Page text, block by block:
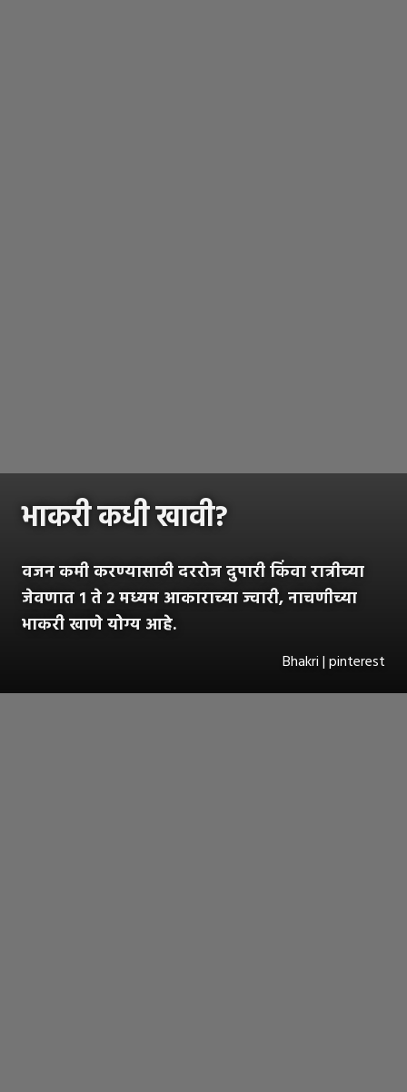
भाकरी कधी खावी?
वजन कमी करण्यासाठी दररोज दुपारी किंवा रात्रीच्या
जेवणात १ ते २ मध्यम आकाराच्या ज्वारी, नाचणीच्या
भाकरी खाणे योग्य आहे.
Bhakri | pinterest